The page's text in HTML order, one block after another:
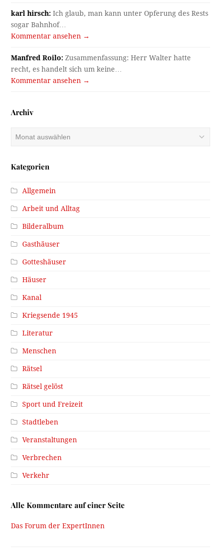
karl hirsch: Ich glaub, man kann unter Opferung des Rests
sogar Bahnhof…
Kommentar ansehen →
Manfred Roilo: Zusammenfassung: Herr Walter hatte
recht, es handelt sich um keine…
Kommentar ansehen →
Archiv
Kategorien
Allgemein
Arbeit und Alltag
Bilderalbum
Gasthäuser
Gotteshäuser
Häuser
Kanal
Kriegsende 1945
Literatur
Menschen
Rätsel
Rätsel gelöst
Sport und Freizeit
Stadtleben
Veranstaltungen
Verbrechen
Verkehr
Alle Kommentare auf einer Seite
Das Forum der ExpertInnen